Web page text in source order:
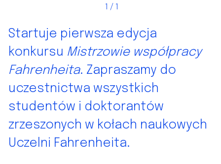
1 / 1
Startuje pierwsza edycja
konkursu Mistrzowie współpracy
Fahrenheita. Zapraszamy do
uczestnictwa wszystkich
studentów i doktorantów
zrzeszonych w kołach naukowych
Uczelni Fahrenheita.